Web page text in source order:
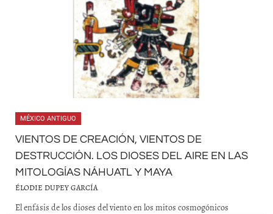
MÉXICO ANTIGUO
VIENTOS DE CREACIÓN, VIENTOS DE
DESTRUCCIÓN. LOS DIOSES DEL AIRE EN LAS
MITOLOGÍAS NÁHUATL Y MAYA
ÉLODIE DUPEY GARCÍA
El enfásis de los dioses del viento en los mitos cosmogónicos